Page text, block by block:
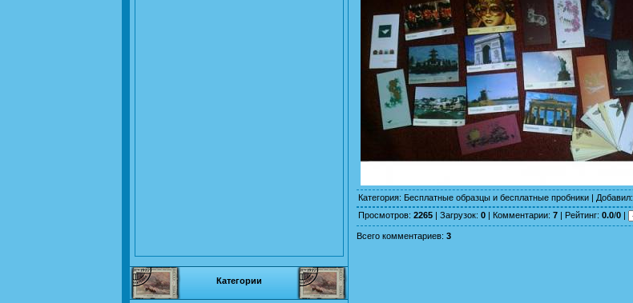
Категории
Категория: Бесплатные образцы и бесплатные пробники | Добавил:
Просмотров: 2265 | Загрузок: 0 | Комментарии: 7 | Рейтинг: 0.0/0 |
Всего комментариев: 3